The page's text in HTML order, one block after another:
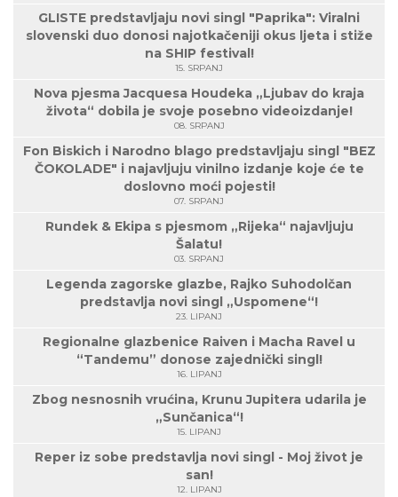
GLISTE predstavljaju novi singl "Paprika": Viralni
slovenski duo donosi najotkačeniji okus ljeta i stiže
na SHIP festival!
15. SRPANJ
Nova pjesma Jacquesa Houdeka „Ljubav do kraja
života“ dobila je svoje posebno videoizdanje!
08. SRPANJ
Fon Biskich i Narodno blago predstavljaju singl "BEZ
ČOKOLADE" i najavljuju vinilno izdanje koje će te
doslovno moći pojesti!
07. SRPANJ
Rundek & Ekipa s pjesmom „Rijeka“ najavljuju
Šalatu!
03. SRPANJ
Legenda zagorske glazbe, Rajko Suhodolčan
predstavlja novi singl „Uspomene“!
23. LIPANJ
Regionalne glazbenice Raiven i Macha Ravel u
“Tandemu” donose zajednički singl!
16. LIPANJ
Zbog nesnosnih vrućina, Krunu Jupitera udarila je
„Sunčanica“!
15. LIPANJ
Reper iz sobe predstavlja novi singl - Moj život je
san!
12. LIPANJ